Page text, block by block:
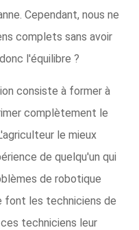
Cependant, nous ne
complets sans avoir
l'équilibre ?
consiste à former à
complètement le
le mieux
de quelqu'un qui
de robotique
font les techniciens de
techniciens leur